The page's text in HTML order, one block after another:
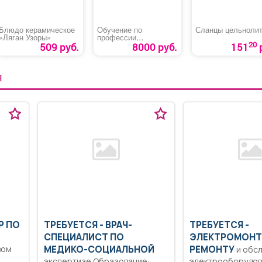
Блюдо керамическое
«Ляган Узоры»
509 руб.
Обучение по
профессии
«Машинист
автовышки и8000 руб.
Сланцы
15120
ПО
ТРЕБУЕТСЯ - ВРАЧ-
СПЕЦИАЛИСТ ПО
МЕДИКО-СОЦИАЛЬНОЙ
ТРЕБУЕТСЯ -
РЕМОНТУи